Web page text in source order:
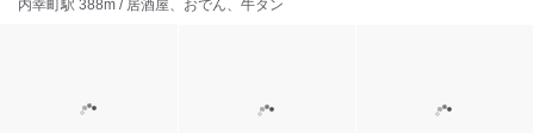
内幸町駅 388m / 居酒屋、おでん、牛タン